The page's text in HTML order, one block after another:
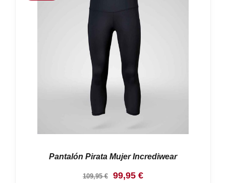
Pantalón Pirata Mujer Incrediwear
109,95€
El
99,95 €El